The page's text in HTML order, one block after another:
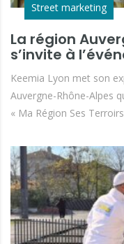
Street marketing
La région
s’invite à
Keemia Lyon met son
Auvergne-Rhône-Alpes
« Ma Région Ses